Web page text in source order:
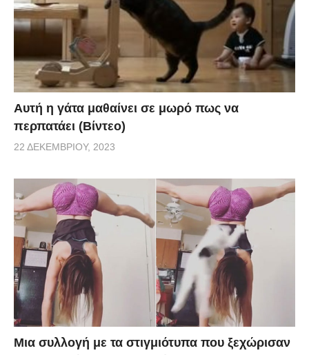
Αυτή η γάτα μαθαίνει σε μωρό πως να
περπατάει (Βίντεο)
22 ΔΕΚΕΜΒΡΊΟΥ, 2023
Μια συλλογή με τα στιγμιότυπα που ξεχώρισαν